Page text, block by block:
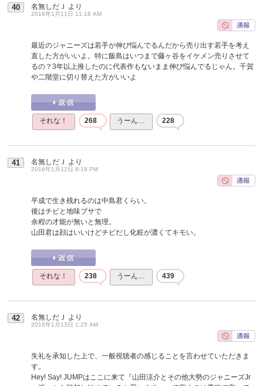
40 名無しだＪ より
2016年1月11日 11:18 AM
最近のジャニーズは若手が伸び悩んでるんだから売り出す若手を考え
直した方がいいよ。特に飯島はいつまで藤ヶ谷をイケメン売りさせて
るの？3年以上推したのに代表作もないまま伸び悩んでるじゃん。千賀
や二階堂に切り替えた方がいいよ
それな！ 268 うーん… 228
41 名無しだＪ より
2016年1月12日 8:18 PM
平成で生き残れるのは中島君くらい。
後はチビと地味ブサで
余程の才能が無いと無理。
山田君は顔はいいけどチビだし化粧が濃くてキモい。
それな！ 238 うーん… 439
42 名無しだＪ より
2016年1月13日 1:25 AM
失礼を承知した上で、一般視聴者の感じることを言わせていただきま
す。
Hey! Say! JUMPはここに来て『山田涼介とその他大勢のジャニーズJr